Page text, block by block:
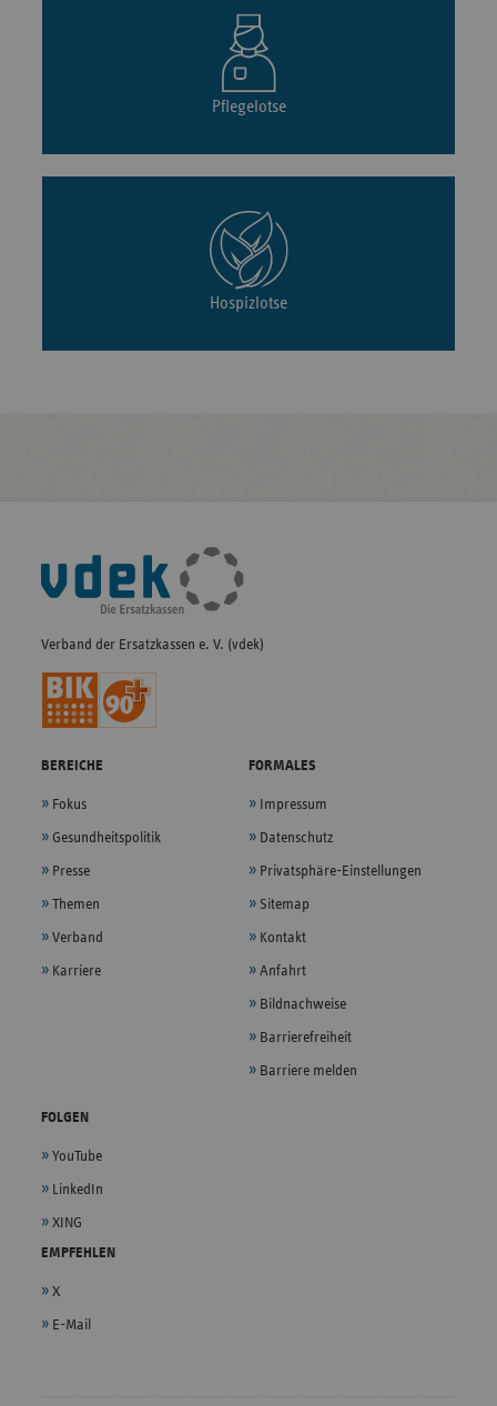
Pflegelotse
Hospizlotse
Fußleisten-
Navigation
Verband der Ersatzkassen e. V. (vdek)
BEREICHE
Fokus
Gesundheitspolitik
Presse
Themen
Verband
Karriere
FORMALES
Impressum
Datenschutz
Privatsphäre-Einstellungen
Sitemap
Kontakt
Anfahrt
Bildnachweise
Barrierefreiheit
Barriere melden
FOLGEN
YouTube
LinkedIn
XING
EMPFEHLEN
X
E-Mail